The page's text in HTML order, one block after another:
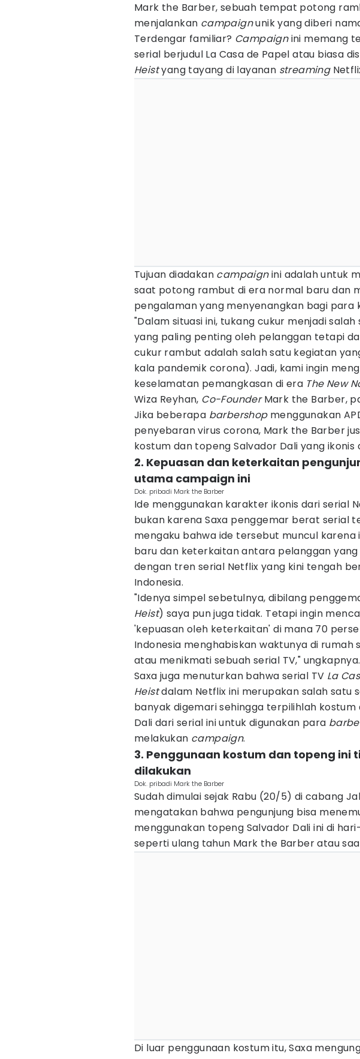
Mark the Barber, sebuah tempat potong
menjalankan campaignunik yang diberi
Terdengar familiar? Campaignini memang
serial berjudul La Casa de Papel atau biasa
Heistyang tayang di layanan streaming
Tujuan diadakan campaignini adalah untuk
saat potong rambut di era normal baru dan
pengalaman yang menyenangkan bagi para
"Dalam situasi ini, tukang cukur menjadi
yang paling penting oleh pelanggan tetapi
cukur rambut adalah salah satu kegiatan
kala pandemik corona). Jadi, kami ingin
keselamatan pemangkasan di era The New
Wiza Reyhan, Co-FounderMark the Barber,
Jika beberapa barbershopmenggunakan
penyebaran virus corona, Mark the Barber
kostum dan topeng Salvador Dali yang ikonis
2. Kepuasan dan keterkaitan
utama campaign ini
Dok. pribadi Mark the Barber
Ide menggunakan karakter ikonis dari serial
bukan karena Saxa penggemar berat serial
mengaku bahwa ide tersebut muncul karena
baru dan keterkaitan antara pelanggan
dengan tren serial Netflix yang kini tengah
Indonesia.
"Idenya simpel sebetulnya, dibilang
Heist) saya pun juga tidak. Tetapi ingin
'kepuasan oleh keterkaitan' di mana 70
Indonesia menghabiskan waktunya di rumah
atau menikmati sebuah serial TV," ungkapnya.
Saxa juga menuturkan bahwa serial TV La
Heistdalam Netflix ini merupakan salah satu
banyak digemari sehingga terpilihlah
Dali dari serial ini untuk digunakan para
melakukan campaign.
3. Penggunaan kostum dan topeng ini
dilakukan
Dok. pribadi Mark the Barber
Sudah dimulai sejak Rabu (20/5) di cabang
mengatakan bahwa pengunjung bisa
menggunakan topeng Salvador Dali ini di
seperti ulang tahun Mark the Barber atau
Di luar penggunaan kostum itu, Saxa